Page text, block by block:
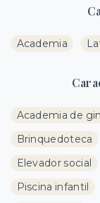
Academia
Academia de
Brinquedoteca
Elevador social
Piscina infantil